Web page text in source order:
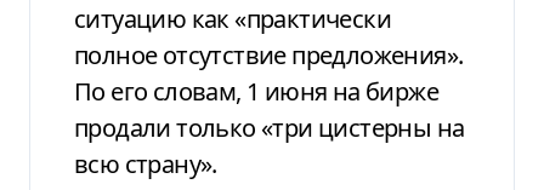
ситуацию как «практически
полное отсутствие предложения».
По его словам, 1 июня на бирже
продали только «три цистерны на
всю страну».